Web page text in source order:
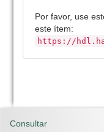
Por favor, use
este ítem:
https://
Consultar